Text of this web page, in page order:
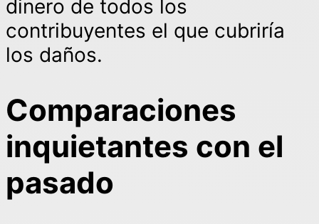
dinero de todos los
contribuyentes el que cubriría
los daños.
Comparaciones
inquietantes con el
pasado